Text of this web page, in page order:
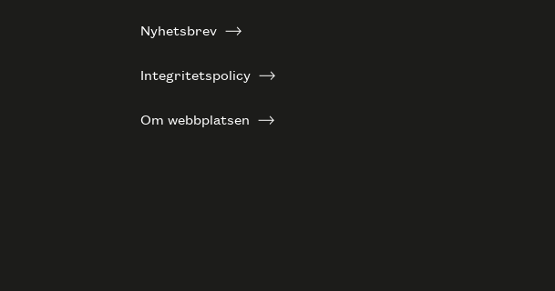
Nyhetsbrev
Integritetspolicy
Om webbplatsen